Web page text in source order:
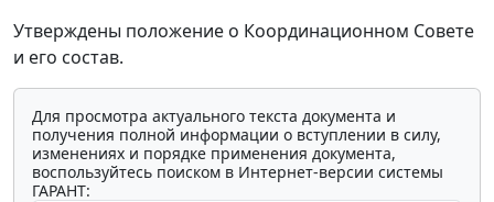
Утверждены положение о Координационном Совете
и его состав.
Для просмотра актуального текста документа и
получения полной информации о вступлении в силу,
изменениях и порядке применения документа,
воспользуйтесь поиском в Интернет-версии системы
ГАРАНТ: